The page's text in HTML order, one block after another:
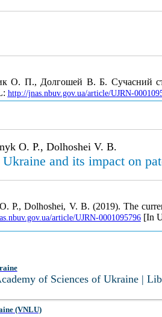
Долгошей В. Б. Сучасний стан
http://jnas.nbuv.gov.ua/article/UJRN-
O. P., Dolhoshei V. B.
and its impact on
P., Dolhoshei, V. B. (2019). The
article/UJRN-0001095796[In
of Sciences of Ukraine |
(VNLU)